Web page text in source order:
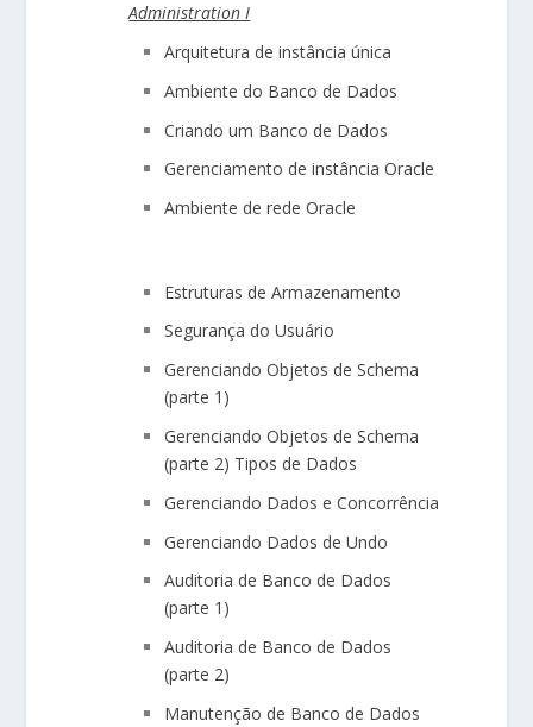
Administration I
Arquitetura de instância única
Ambiente do Banco de Dados
Criando um Banco de Dados
Gerenciamento de instância Oracle
Ambiente de rede Oracle
Estruturas de Armazenamento
Segurança do Usuário
Gerenciando Objetos de Schema
(parte 1)
Gerenciando Objetos de Schema
(parte 2) Tipos de Dados
Gerenciando Dados e Concorrência
Gerenciando Dados de Undo
Auditoria de Banco de Dados
(parte 1)
Auditoria de Banco de Dados
(parte 2)
Manutenção de Banco de Dados